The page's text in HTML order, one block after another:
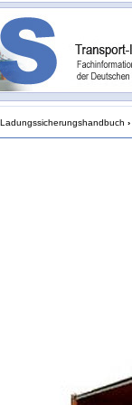
Ladungssicherungshandbuch ›